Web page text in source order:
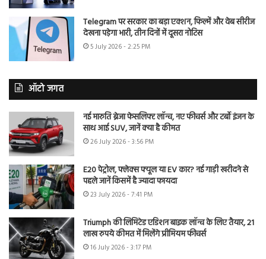
Telegram पर सरकार का बड़ा एक्शन, फिल्में और वेब सीरीज
देखना पड़ेगा भारी, तीन दिनों में दूसरा नोटिस
5 July 2026 - 2:25 PM
ऑटो जगत
नई मारुति ब्रेजा फेसलिफ्ट लॉन्च, नए फीचर्स और टर्बो इंजन के
साथ आई SUV, जानें क्या है कीमत
26 July 2026 - 3:56 PM
E20 पेट्रोल, फ्लेक्स फ्यूल या EV कार? नई गाड़ी खरीदने से
पहले जानें किसमें है ज्यादा फायदा
23 July 2026 - 7:41 PM
Triumph की लिमिटेड एडिशन बाइक लॉन्च के लिए तैयार, 21
लाख रुपये कीमत में मिलेंगे प्रीमियम फीचर्स
16 July 2026 - 3:17 PM